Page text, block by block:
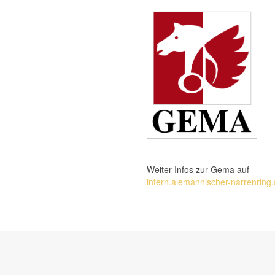
Weiter Infos zur Gema auf
intern.alemannischer-